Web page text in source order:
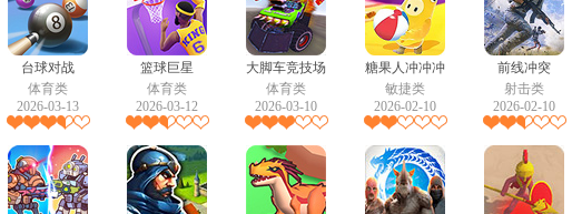
台球对战
体育类
2026-03-13
篮球巨星
体育类
2026-03-12
大脚车竞技场
体育类
2026-03-10
糖果人冲冲冲
敏捷类
2026-02-10
前线冲突
射击类
2026-02-10